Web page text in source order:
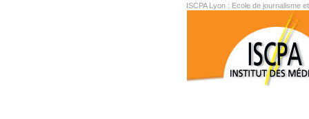
ISCPA Lyon : Ecole de journalisme